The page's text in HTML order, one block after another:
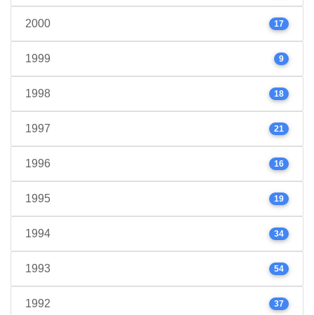
2000 17
1999 9
1998 18
1997 21
1996 16
1995 19
1994 34
1993 54
1992 37